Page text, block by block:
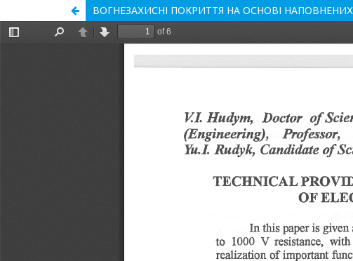
ВОГНЕЗАХИСНІ ПОКРИТТЯ НА ОСНОВІ